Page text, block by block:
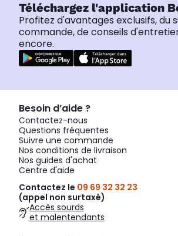
Téléchargez l'application
Profitez d'avantages exclusifs, du
commande, de conseils
encore.
Besoin d’aide ?
Contactez-nous
Questions fréquentes
Suivre une commande
Nos conditions de livraison
Nos guides d'achat
Centre d'aide
Contactez le 09 69 32 32 23
(appel non surtaxé)
Accès sourds
et malentendants